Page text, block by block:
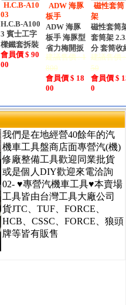
H.C.B-A10
03
H.C.B-A100
3 賓士工字
樑鐵套拆裝
器(W
會員價 $ 90
00
ADW 海豚
板手
ADW 海豚
板手 海豚型
省力梅開扳
手組
建議售價 : 1
800
會員價 $ 18
00
磁性套筒
架
磁性套筒
套筒架
分 套筒收
建議售價
50
會員價 $
0
我們是在地經營40餘年的汽
機車工具盤商店面專營汽(機)
修廠整備工具歡迎同業批貨
或是個人DIY歡迎來電洽詢
02- ♥專營汽機車工具♥本賣場
工具皆由台灣工具大廠公司
貨JTC、TUF、FORCE、
HCB、CSSC、FORCE、狼頭
牌等皆有販售